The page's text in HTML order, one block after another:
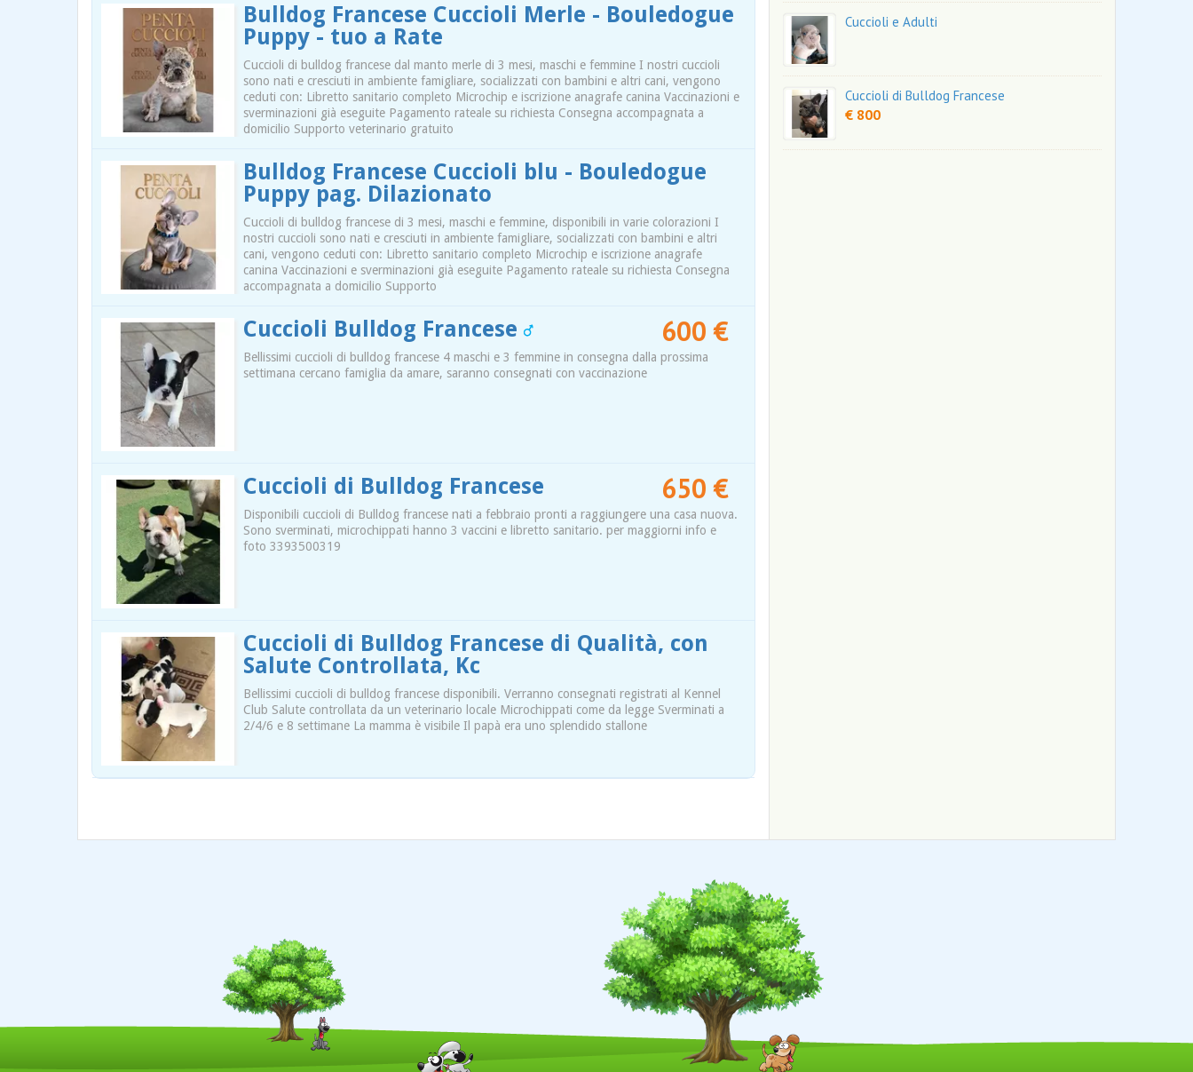
Bulldog Francese Cuccioli Merle - Bouledogue
Puppy - tuo a Rate
Cuccioli di bulldog francese dal manto merle di 3 mesi, maschi e femmine I nostri cuccioli
sono nati e cresciuti in ambiente famigliare, socializzati con bambini e altri cani, vengono
ceduti con: Libretto sanitario completo Microchip e iscrizione anagrafe canina Vaccinazioni e
sverminazioni già eseguite Pagamento rateale su richiesta Consegna accompagnata a
domicilio Supporto veterinario gratuito
Bulldog Francese Cuccioli blu - Bouledogue
Puppy pag. Dilazionato
Cuccioli di bulldog francese di 3 mesi, maschi e femmine, disponibili in varie colorazioni I
nostri cuccioli sono nati e cresciuti in ambiente famigliare, socializzati con bambini e altri
cani, vengono ceduti con: Libretto sanitario completo Microchip e iscrizione anagrafe
canina Vaccinazioni e sverminazioni già eseguite Pagamento rateale su richiesta Consegna
accompagnata a domicilio Supporto
Cuccioli Bulldog Francese 600 €
Bellissimi cuccioli di bulldog francese 4 maschi e 3 femmine in consegna dalla prossima
settimana cercano famiglia da amare, saranno consegnati con vaccinazione
Cuccioli di Bulldog Francese 650 €
Disponibili cuccioli di Bulldog francese nati a febbraio pronti a raggiungere una casa nuova.
Sono sverminati, microchippati hanno 3 vaccini e libretto sanitario. per maggiorni info e
foto 3393500319
Cuccioli di Bulldog Francese di Qualità, con
Salute Controllata, Kc
Bellissimi cuccioli di bulldog francese disponibili. Verranno consegnati registrati al Kennel
Club Salute controllata da un veterinario locale Microchippati come da legge Sverminati a
2/4/6 e 8 settimane La mamma è visibile Il papà era uno splendido stallone
Cuccioli e Adulti
Cuccioli di Bulldog Francese
€ 800